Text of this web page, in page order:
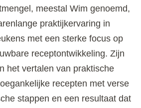
meestal Wim genoemd,
praktijkervaring in
met een sterke focus op
receptontwikkeling. Zijn
het vertalen van praktische
recepten met verse
stappen en een resultaat dat